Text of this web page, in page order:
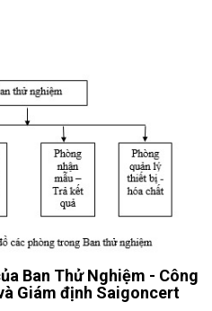
Ban Thử Nghiệm - Công
Giám định Saigoncert